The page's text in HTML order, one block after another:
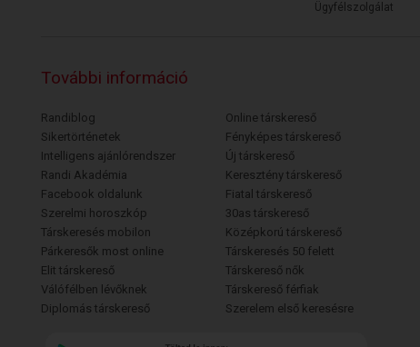
Ügyfélszolgálat
További információ
Randiblog
Sikertörténetek
Intelligens ajánlórendszer
Randi Akadémia
Facebook oldalunk
Szerelmi horoszkóp
Társkeresés mobilon
Párkeresők most online
Elit társkereső
Válófélben lévőknek
Diplomás társkereső
Online társkereső
Fényképes társkereső
Új társkereső
Keresztény társkereső
Fiatal társkereső
30as társkereső
Középkorú társkereső
Társkeresés 50 felett
Társkereső nők
Társkereső férfiak
Szerelem első keresésre